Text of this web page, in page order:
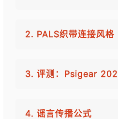
2. PALS织带连接风格
3. 评测：Psigear
4. 谣言传播公式